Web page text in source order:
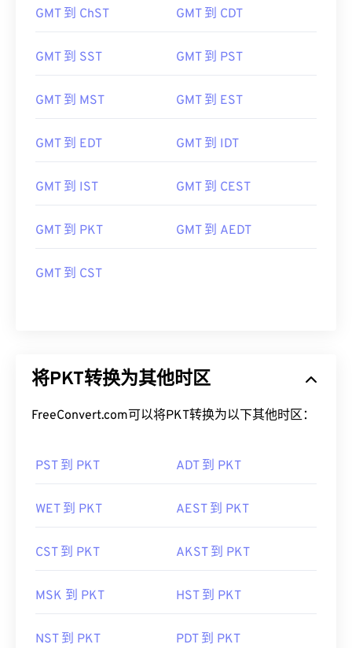
GMT 到 ChST GMT 到 CDT
GMT 到 SST GMT 到 PST
GMT 到 MST GMT 到 EST
GMT 到 EDT GMT 到 IDT
GMT 到 IST GMT 到 CEST
GMT 到 PKT GMT 到 AEDT
GMT 到 CST
将PKT转换为其他时区
FreeConvert.com可以将PKT转换为以下其他时区：
PST 到 PKT ADT 到 PKT
WET 到 PKT AEST 到 PKT
CST 到 PKT AKST 到 PKT
MSK 到 PKT HST 到 PKT
NST 到 PKT PDT 到 PKT